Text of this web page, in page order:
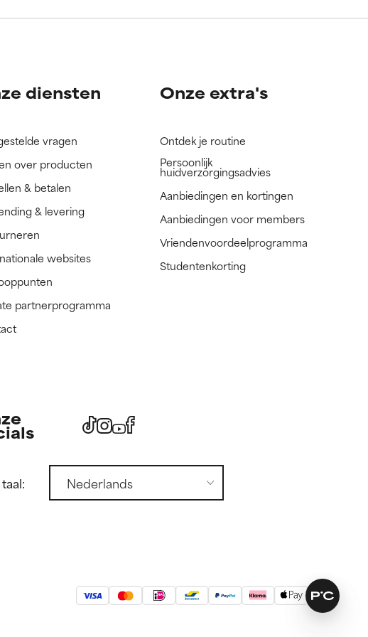
ernaar nog niet
ernaar nog niet
diensten
vragen
over producten
& betalen
& levering
websites
partnerprogramma
Onze extra's
Ontdek je routine
Persoonlijk
huidverzorgingsadvies
Aanbiedingen en kortingen
Aanbiedingen voor members
Vriendenvoordeelprogramma
Studentenkorting